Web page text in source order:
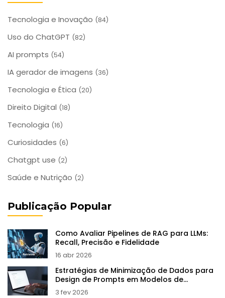
Tecnologia e Inovação (84)
Uso do ChatGPT (82)
AI prompts (54)
IA gerador de imagens (36)
Tecnologia e Ética (20)
Direito Digital (18)
Tecnologia (16)
Curiosidades (6)
Chatgpt use (2)
Saúde e Nutrição (2)
Publicação Popular
Como Avaliar Pipelines de RAG para LLMs:
Recall, Precisão e Fidelidade
16 abr 2026
Estratégias de Minimização de Dados para
Design de Prompts em Modelos de
Linguagem de Grande Porte
3 fev 2026